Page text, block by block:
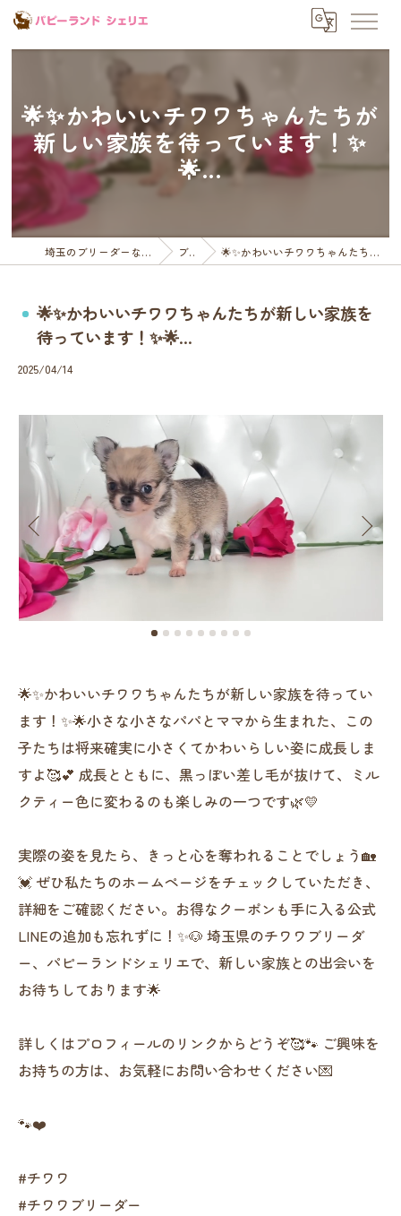
🌟✨かわいいチワワちゃんたちが
新しい家族を待っています！✨
🌟...
埼玉のブリーダーならパピーランドシェリエ ブログ 🌟✨かわいいチワワちゃんたちが新しい家族を待っています！✨🌟...
🌟✨かわいいチワワちゃんたちが新しい家族を
待っています！✨🌟...
2025/04/14
🌟✨かわいいチワワちゃんたちが新しい家族を待ってい
ます！✨🌟小さな小さなパパとママから生まれた、この
子たちは将来確実に小さくてかわいらしい姿に成長しま
すよ🥰💕 成長とともに、黒っぽい差し毛が抜けて、ミル
クティー色に変わるのも楽しみの一つです🌿💛
実際の姿を見たら、きっと心を奪われることでしょう🏡
💓 ぜひ私たちのホームページをチェックしていただき、
詳細をご確認ください。お得なクーポンも手に入る公式
LINEの追加も忘れずに！✨🐶 埼玉県のチワワブリーダ
ー、パピーランドシェリエで、新しい家族との出会いを
お待ちしております🌟
詳しくはプロフィールのリンクからどうぞ🥰🐾 ご興味を
お持ちの方は、お気軽にお問い合わせください💌
🐾❤️
#チワワ
#チワワブリーダー